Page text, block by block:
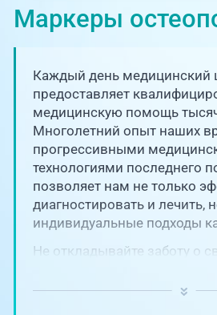
Отзывы
Адреса клиник
О клинике
Блог врачей
Новости
Телемедицина
+7 (351) 220-
Единая справочная
запись на прием
+7 (351) 220-
Центр амбулаторной
онкологической
+7 (7142) 927-
Маркеры
Каждый день медицинский
предоставляет
медицинскую помощь
Многолетний опыт наших
прогрессивными
технологиями последнего
позволяет нам не только
диагностировать и лечить,
индивидуальные подходы
Не откладывайте заботу о
ключевую роль в